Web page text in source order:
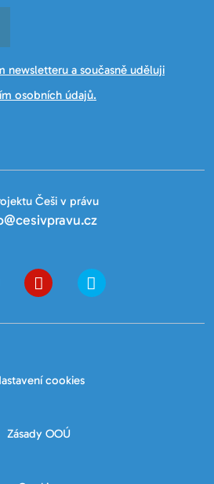
newsletteru a současně uděluji
osobních údajů.
Češi v právu
cookies
Zásady OOÚ